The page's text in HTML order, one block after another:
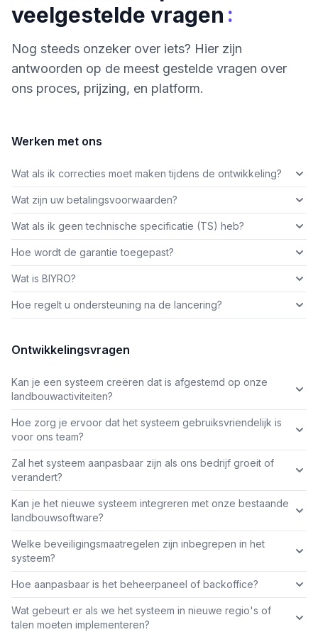
veelgestelde vragen :
Nog steeds onzeker over iets? Hier zijn
antwoorden op de meest gestelde vragen over
ons proces, prijzing, en platform.
Werken met ons
Wat als ik correcties moet maken tijdens de ontwikkeling?
Wat zijn uw betalingsvoorwaarden?
Wat als ik geen technische specificatie (TS) heb?
Hoe wordt de garantie toegepast?
Wat is BIYRO?
Hoe regelt u ondersteuning na de lancering?
Ontwikkelingsvragen
Kan je een systeem creëren dat is afgestemd op onze
landbouwactiviteiten?
Hoe zorg je ervoor dat het systeem gebruiksvriendelijk is
voor ons team?
Zal het systeem aanpasbaar zijn als ons bedrijf groeit of
verandert?
Kan je het nieuwe systeem integreren met onze bestaande
landbouwsoftware?
Welke beveiligingsmaatregelen zijn inbegrepen in het
systeem?
Hoe aanpasbaar is het beheerpaneel of backoffice?
Wat gebeurt er als we het systeem in nieuwe regio's of
talen moeten implementeren?